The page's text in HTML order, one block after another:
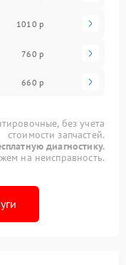
1010 р
760 р
660 р
без учета
стоимости запчастей.
диагностику.
на неисправность.